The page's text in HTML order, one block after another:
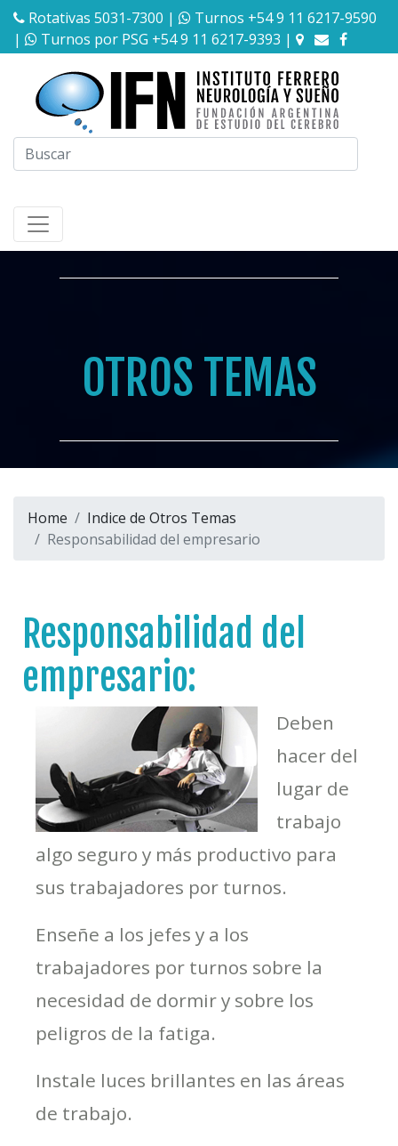
Rotativas 5031-7300 |
Turnos +54 9 11 6217-9590
|
Turnos por PSG +54 9 11 6217-9393 |
OTROS TEMAS
Home
Indice de Otros Temas
Responsabilidad del empresario
Responsabilidad del
empresario:
Deben
hacer del
lugar de
trabajo
algo seguro y más productivo para
sus trabajadores por turnos.
Enseñe a los jefes y a los
trabajadores por turnos sobre la
necesidad de dormir y sobre los
peligros de la fatiga.
Instale luces brillantes en las áreas
de trabajo.